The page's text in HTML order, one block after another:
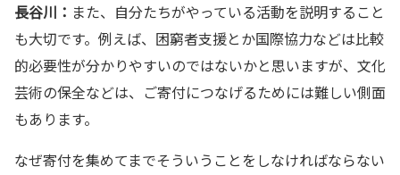
長谷川： また、自分たちがやっている活動を説明すること
も大切です。例えば、困窮者支援とか国際協力などは比較
的必要性が分かりやすいのではないかと思いますが、文化
芸術の保全などは、ご寄付につなげるためには難しい側面
もあります。
なぜ寄付を集めてまでそういうことをしなければならない